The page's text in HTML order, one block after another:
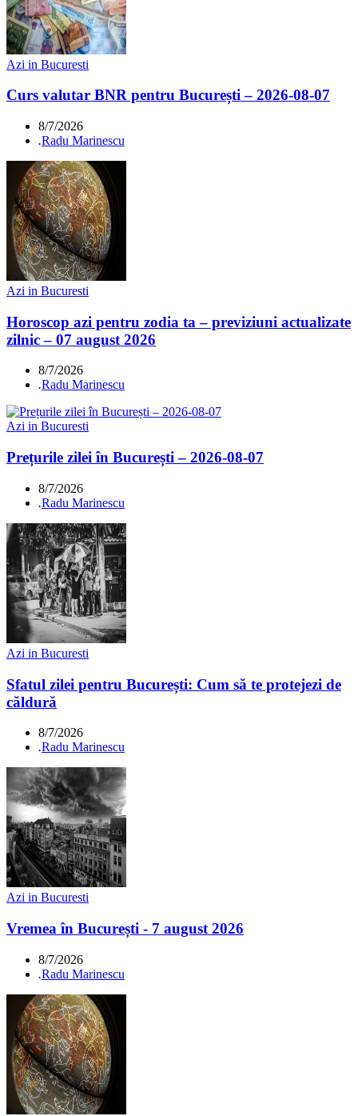
Azi in Bucuresti
Curs valutar BNR pentru București – 2026-08-07
8/7/2026
.Radu Marinescu
Azi in Bucuresti
Horoscop azi pentru zodia ta – previziuni actualizate
zilnic – 07 august 2026
8/7/2026
.Radu Marinescu
Azi in Bucuresti
Prețurile zilei în București – 2026-08-07
8/7/2026
.Radu Marinescu
Azi in Bucuresti
Sfatul zilei pentru București: Cum să te protejezi de
căldură
8/7/2026
.Radu Marinescu
Azi in Bucuresti
Vremea în București - 7 august 2026
8/7/2026
.Radu Marinescu